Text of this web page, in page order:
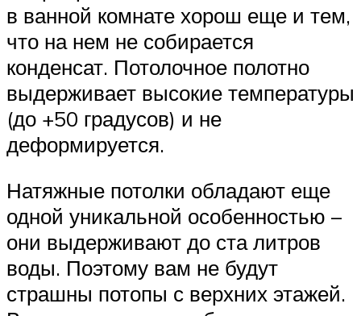
в ванной комнате хорош еще и тем,
что на нем не собирается
конденсат. Потолочное полотно
выдерживает высокие температуры
(до +50 градусов) и не
деформируется.
Натяжные потолки обладают еще
одной уникальной особенностью –
они выдерживают до ста литров
воды. Поэтому вам не будут
страшны потопы с верхних этажей.